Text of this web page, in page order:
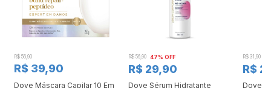
R$ 56,90
R$ 39,90
Dove Máscara Capilar 10 Em
R$ 56,90 47% OFF
R$ 29,90
Dove Sérum Hidratante
R$ 31,90
R$
Dove